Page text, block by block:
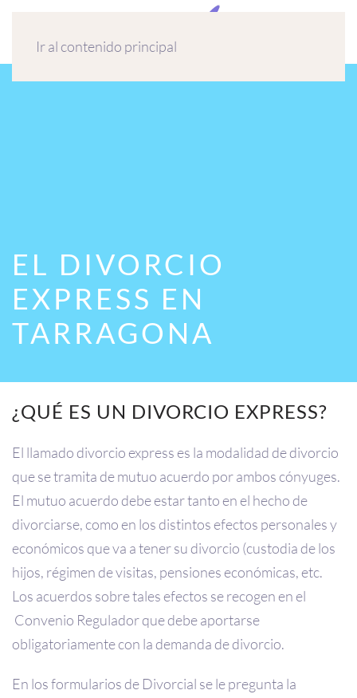
Ir al contenido principal
EL DIVORCIO
EXPRESS EN
TARRAGONA
¿QUÉ ES UN DIVORCIO EXPRESS?
El llamado divorcio express es la modalidad de divorcio
que se tramita de mutuo acuerdo por ambos cónyuges.
El mutuo acuerdo debe estar tanto en el hecho de
divorciarse, como en los distintos efectos personales y
económicos que va a tener su divorcio (custodia de los
hijos, régimen de visitas, pensiones económicas, etc.
Los acuerdos sobre tales efectos se recogen en el
Convenio Regulador que debe aportarse
obligatoriamente con la demanda de divorcio.
En los formularios de Divorcial se le pregunta la